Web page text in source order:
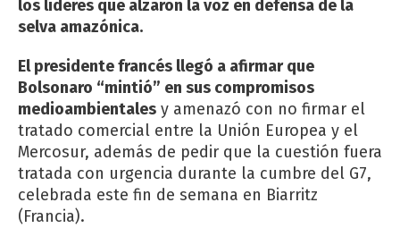
los líderes que alzaron la voz en defensa de la
selva amazónica.
El presidente francés llegó a afirmar que
Bolsonaro “mintió” en sus compromisos
medioambientales y amenazó con no firmar el
tratado comercial entre la Unión Europea y el
Mercosur, además de pedir que la cuestión fuera
tratada con urgencia durante la cumbre del G7,
celebrada este fin de semana en Biarritz
(Francia).